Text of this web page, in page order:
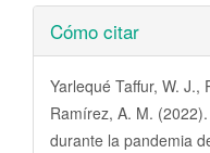
Detalles
del
artículo
Cómo citar
Yarlequé Taffur, W. J.,
Ramírez, A. M.
durante la pandemia